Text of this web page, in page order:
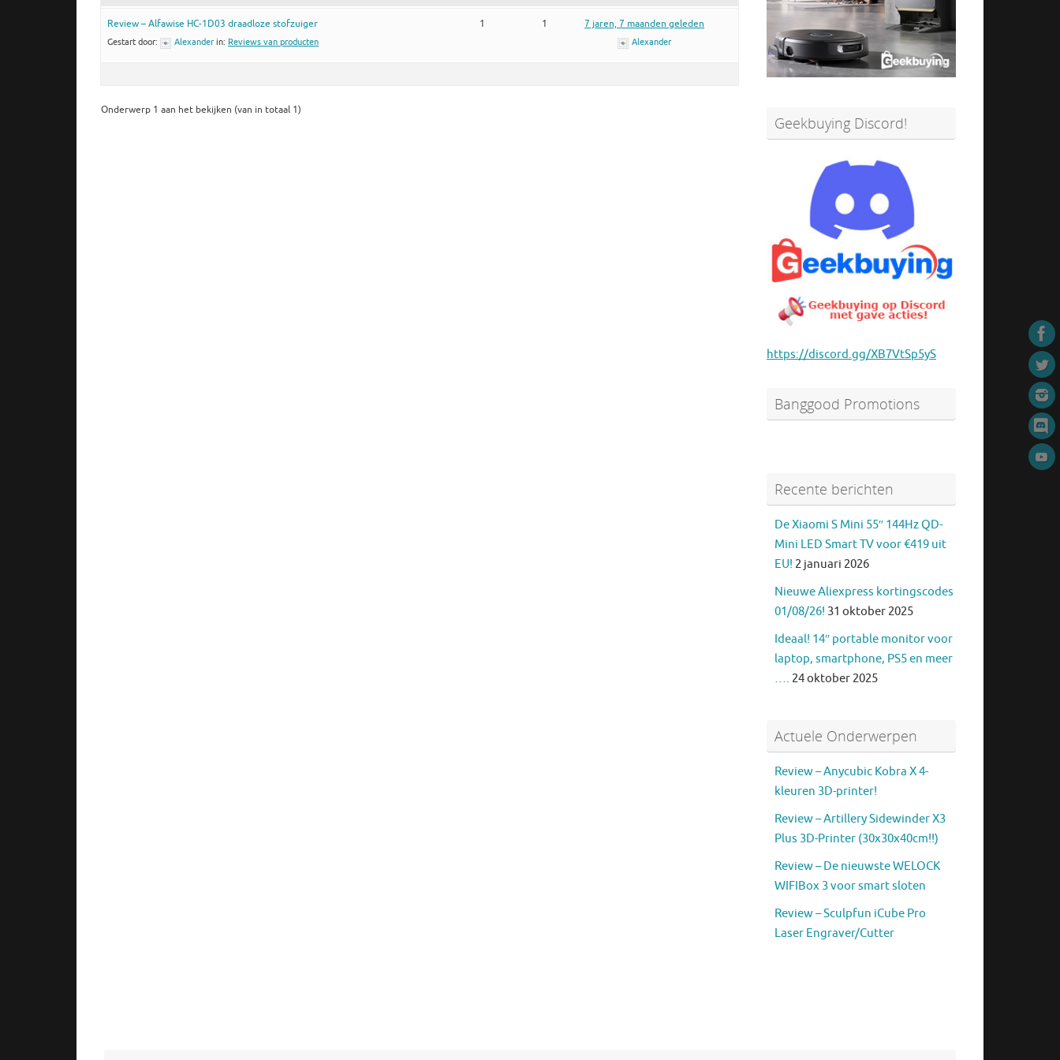
Review – Alfawise HC-1D03 draadloze stofzuiger
Gestart door: Alexander in: Reviews van producten
1 1 7 jaren, 7 maanden geleden
Alexander
Onderwerp 1 aan het bekijken (van in totaal 1)
Geekbuying Discord!
https://discord.gg/XB7VtSp5yS
Banggood Promotions
Recente berichten
De Xiaomi S Mini 55″ 144Hz QD-
Mini LED Smart TV voor €419 uit
EU! 2 januari 2026
Nieuwe Aliexpress kortingscodes
01/08/26! 31 oktober 2025
Ideaal! 14″ portable monitor voor
laptop, smartphone, PS5 en meer
…. 24 oktober 2025
Actuele Onderwerpen
Review – Anycubic Kobra X 4-
kleuren 3D-printer!
Review – Artillery Sidewinder X3
Plus 3D-Printer (30x30x40cm!!)
Review – De nieuwste WELOCK
WIFIBox 3 voor smart sloten
Review – Sculpfun iCube Pro
Laser Engraver/Cutter